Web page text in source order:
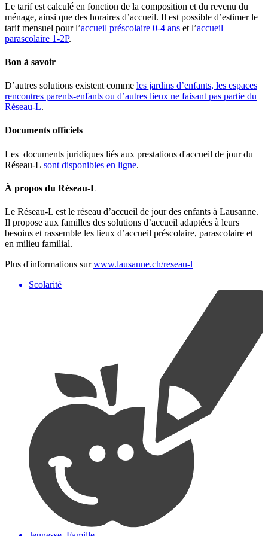
Le tarif est calculé en fonction de la composition et du revenu du
ménage, ainsi que des horaires d’accueil. Il est possible d’estimer le
tarif mensuel pour l’accueil préscolaire 0-4 ans et l’accueil
parascolaire 1-2P.
Bon à savoir
D’autres solutions existent comme les jardins d’enfants, les espaces
rencontres parents-enfants ou d’autres lieux ne faisant pas partie du
Réseau-L.
Documents officiels
Les documents juridiques liés aux prestations d'accueil de jour du
Réseau-L sont disponibles en ligne.
À propos du Réseau-L
Le Réseau-L est le réseau d’accueil de jour des enfants à Lausanne.
Il propose aux familles des solutions d’accueil adaptées à leurs
besoins et rassemble les lieux d’accueil préscolaire, parascolaire et
en milieu familial.
Plus d'informations surwww.lausanne.ch/reseau-l
Scolarité